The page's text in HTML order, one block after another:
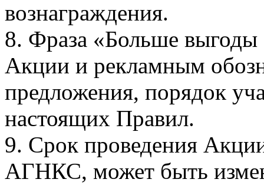
вознаграждения.
8. Фраза «Больше выгоды
Акции и рекламным
предложения, порядок
настоящих Правил.
9. Срок проведения
АГНКС, может быть